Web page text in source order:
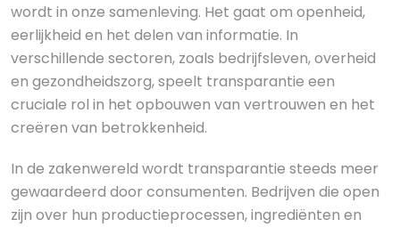
wordt in onze samenleving. Het gaat om openheid,
eerlijkheid en het delen van informatie. In
verschillende sectoren, zoals bedrijfsleven, overheid
en gezondheidszorg, speelt transparantie een
cruciale rol in het opbouwen van vertrouwen en het
creëren van betrokkenheid.
In de zakenwereld wordt transparantie steeds meer
gewaardeerd door consumenten. Bedrijven die open
zijn over hun productieprocessen, ingrediënten en